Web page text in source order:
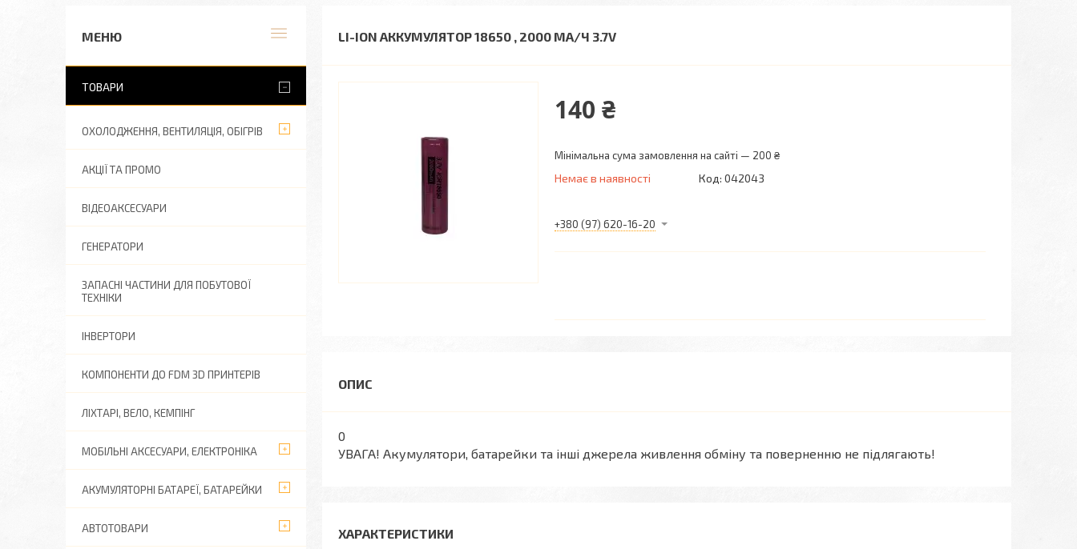
LI-ION АККУМУЛЯТОР 18650 , 2000 МА/Ч 3.7V
140 ₴
Мінімальна сума замовлення на сайті — 200 ₴
Немає в наявності Код: 042043
+380 (97) 620-16-20
0
УВАГА! Акумулятори, батарейки та інші джерела живлення обміну та поверненню не підлягають!
ХАРАКТЕРИСТИКИ
ТОВАРИ
ОХОЛОДЖЕННЯ, ВЕНТИЛЯЦІЯ, ОБІГРІВ
АКЦІЇ ТА ПРОМО
ВІДЕОАКСЕСУАРИ
ГЕНЕРАТОРИ
ЗАПАСНІ ЧАСТИНИ ДЛЯ ПОБУТОВОЇ
ТЕХНІКИ
ІНВЕРТОРИ
КОМПОНЕНТИ ДО FDM 3D ПРИНТЕРІВ
ЛІХТАРІ, ВЕЛО, КЕМПІНГ
МОБІЛЬНІ АКСЕСУАРИ, ЕЛЕКТРОНІКА
АКУМУЛЯТОРНІ БАТАРЕЇ, БАТАРЕЙКИ
АВТОТОВАРИ